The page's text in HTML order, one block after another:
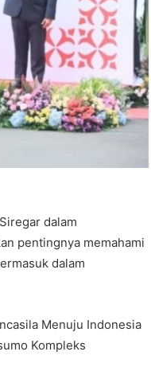
dalam
pentingnya memahami
dalam
Menuju Indonesia
Kompleks